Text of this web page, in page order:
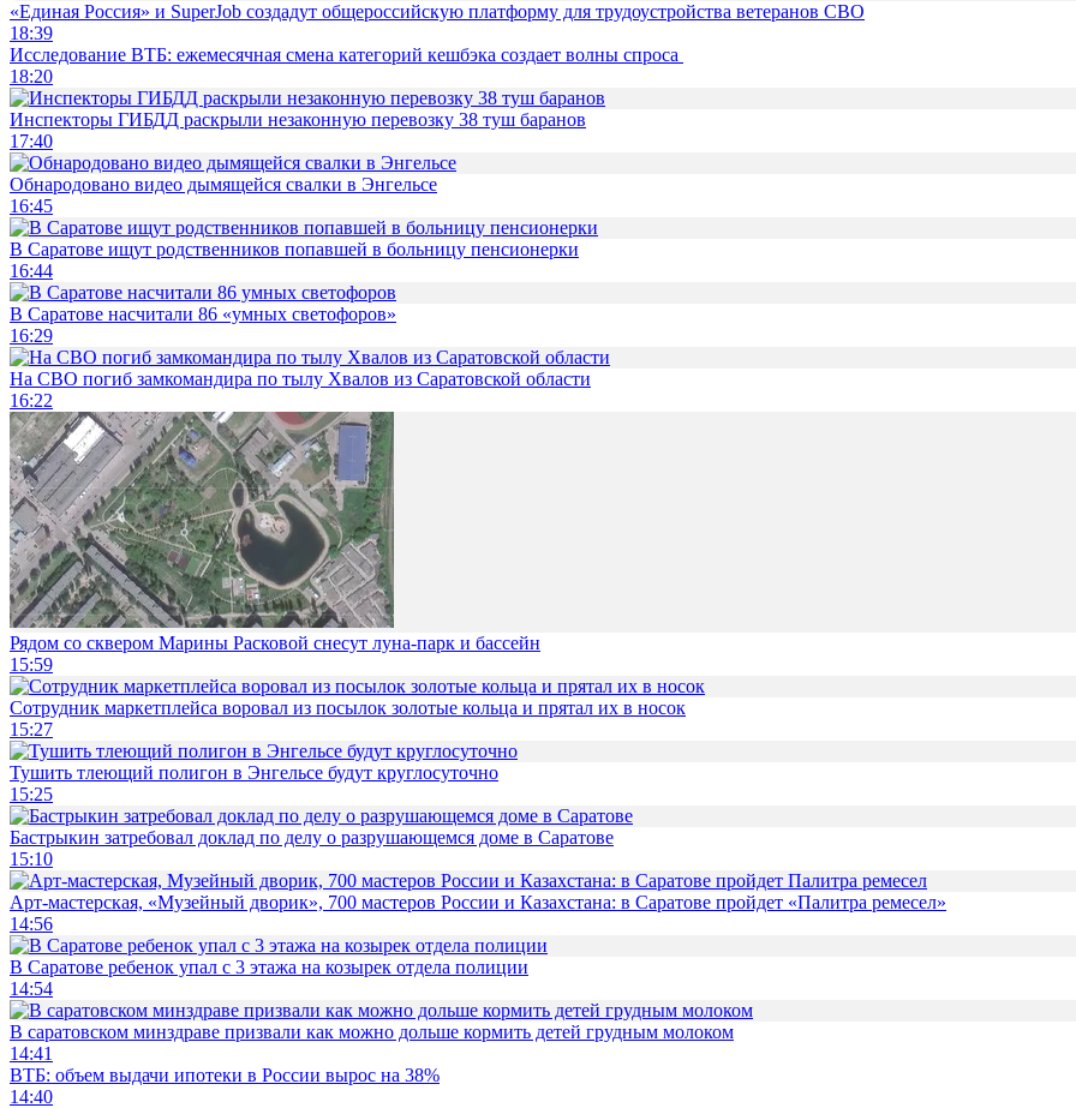
«Единая Россия» и SuperJob создадут общероссийскую платформу для трудоустройства ветеранов СВО
18:39
Исследование ВТБ: ежемесячная смена категорий кешбэка создает волны спроса
18:20
Инспекторы ГИБДД раскрыли незаконную перевозку 38 туш баранов
17:40
Обнародовано видео дымящейся свалки в Энгельсе
16:45
В Саратове ищут родственников попавшей в больницу пенсионерки
16:44
В Саратове насчитали 86 «умных светофоров»
16:29
На СВО погиб замкомандира по тылу Хвалов из Саратовской области
16:22
Рядом со сквером Марины Расковой снесут луна-парк и бассейн
15:59
Сотрудник маркетплейса воровал из посылок золотые кольца и прятал их в носок
15:27
Тушить тлеющий полигон в Энгельсе будут круглосуточно
15:25
Бастрыкин затребовал доклад по делу о разрушающемся доме в Саратове
15:10
Арт-мастерская, «Музейный дворик», 700 мастеров России и Казахстана: в Саратове пройдет «Палитра ремесел»
14:56
В Саратове ребенок упал с 3 этажа на козырек отдела полиции
14:54
В саратовском минздраве призвали как можно дольше кормить детей грудным молоком
14:41
ВТБ: объем выдачи ипотеки в России вырос на 38%
14:40